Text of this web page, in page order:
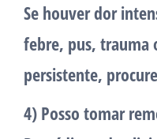
Se houver dor
febre, pus, trauma
persistente,
4) Posso tomar